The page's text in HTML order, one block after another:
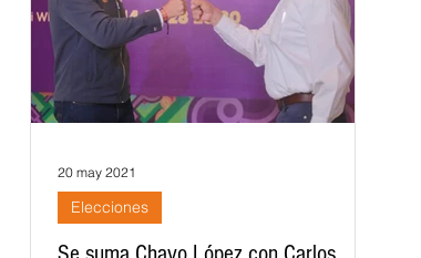
Elecciones
20 may 2021